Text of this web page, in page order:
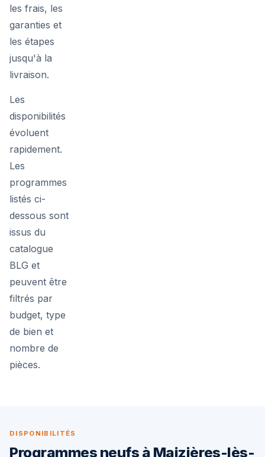
les frais, les
garanties et
les étapes
jusqu'à la
livraison.
Les
disponibilités
évoluent
rapidement.
Les
programmes
listés ci-
dessous sont
issus du
catalogue
BLG et
peuvent être
filtrés par
budget, type
de bien et
nombre de
pièces.
DISPONIBILITÉS
Programmes neufs à Maizières-lès-